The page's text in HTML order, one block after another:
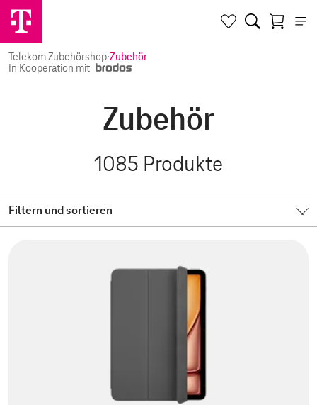
Telekom Zubehörshop·Zubehör
In Kooperation mit
Zubehör
1085 Produkte
Filtern und sortieren